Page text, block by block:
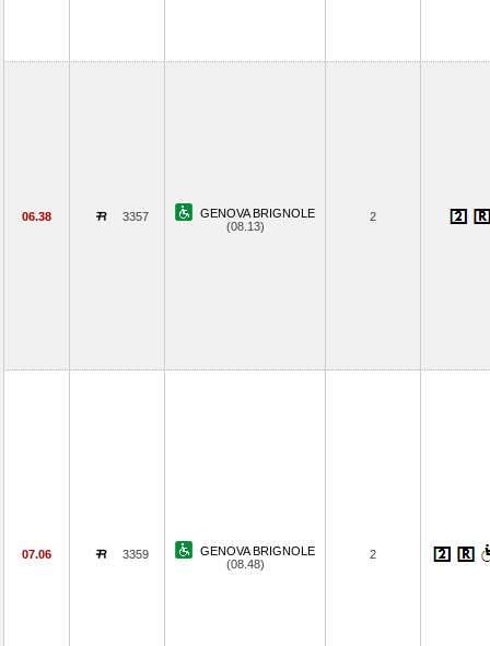
06.38 3357
GENOVA BRIGNOLE
(08.13)
2
07.06 3359
GENOVA BRIGNOLE
(08.48)
2